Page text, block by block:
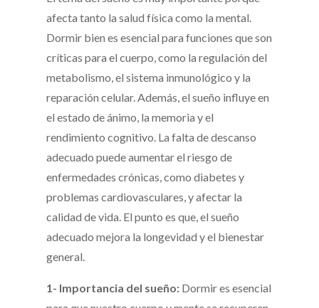
afecta tanto la salud física como la mental.
Dormir bien es esencial para funciones que son
críticas para el cuerpo, como la regulación del
metabolismo, el sistema inmunológico y la
reparación celular. Además, el sueño influye en
el estado de ánimo, la memoria y el
rendimiento cognitivo. La falta de descanso
adecuado puede aumentar el riesgo de
enfermedades crónicas, como diabetes y
problemas cardiovasculares, y afectar la
calidad de vida. El punto es que, el sueño
adecuado mejora la longevidad y el bienestar
general.
1- Importancia del sueño:Dormir es esencial